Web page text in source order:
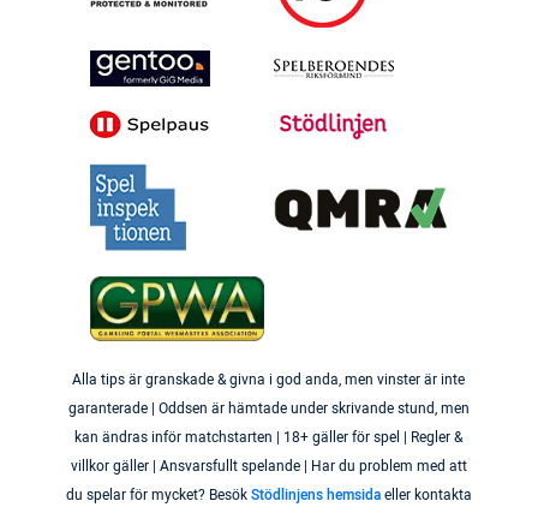
Alla tips är granskade & givna i god anda, men vinster är inte
garanterade | Oddsen är hämtade under skrivande stund, men
kan ändras inför matchstarten | 18+ gäller för spel | Regler &
villkor gäller | Ansvarsfullt spelande | Har du problem med att
du spelar för mycket? BesökStödlinjens hemsidaeller kontakta